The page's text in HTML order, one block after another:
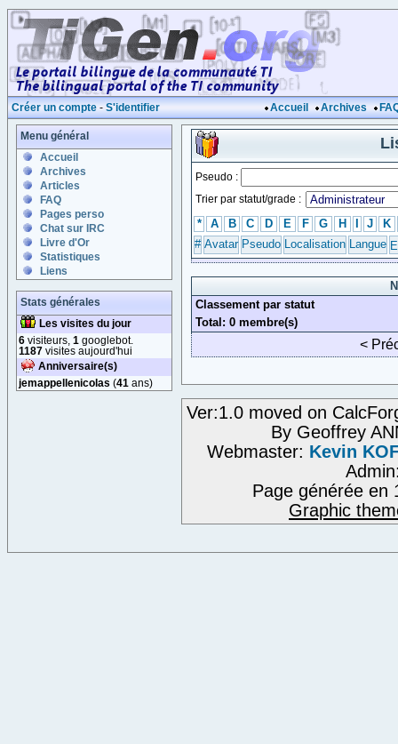
Créer un compte - S'identifier Accueil Archives
Menu général
Accueil
Archives
Articles
FAQ
Pages perso
Chat sur IRC
Livre d'Or
Statistiques
Liens
Stats générales
Les visites du jour
6 visiteurs, 1 googlebot.
1187 visites aujourd'hui
Anniversaire(s)
jemappellenicolas (41 ans)
Pseudo :
Trier par statut/grade :
* A B C D E F G H J
K
# Avatar Pseudo Localisation Langue
Classement par statut
Total: 0 membre(s)
<
Ver:1.0 moved on
By Geoffrey
Webmaster: Kevin
Page générée en
Graphic